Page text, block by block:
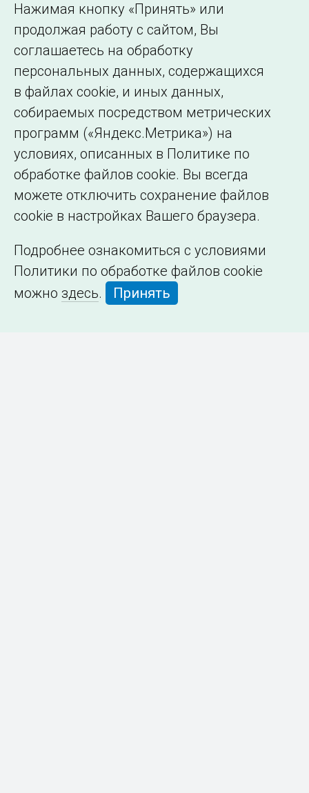
Сведения об
образовательной
организации
Нажимая кнопку «Принять» или
продолжая работу с сайтом, Вы
соглашаетесь на обработку
персональных данных, содержащихся
в файлах cookie, и иных данных,
собираемых посредством метрических
программ («Яндекс.Метрика») на
условиях, описанных в Политике по
обработке файлов cookie. Вы всегда
можете отключить сохранение файлов
cookie в настройках Вашего браузера.
Подробнее ознакомиться с условиями
Политики по обработке файлов cookie
можно здесь. Принять